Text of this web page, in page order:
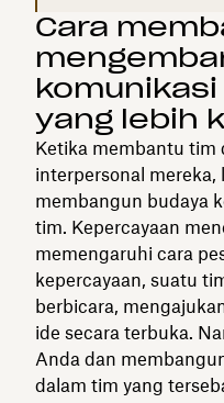
Cara
yang lebih
Ketika membantu tim
interpersonal
membangun budaya
tim. Kepercayaan
memengaruhi cara
kepercayaan, suatu
berbicara,
ide secara terbuka.
Anda dan
dalam tim yang